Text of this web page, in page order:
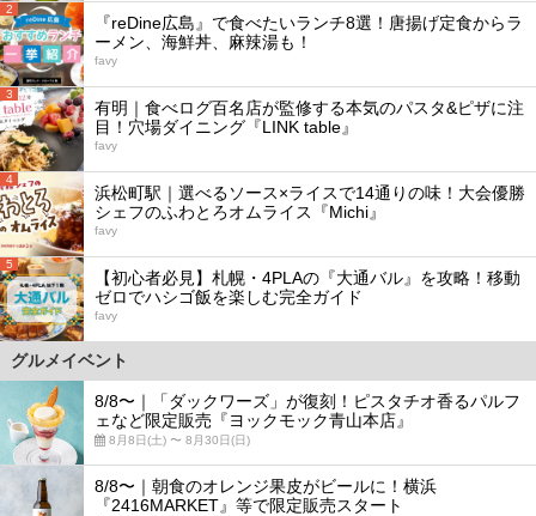
2
『reDine広島』で食べたいランチ8選！唐揚げ定食からラ
ーメン、海鮮丼、麻辣湯も！
favy
3
有明｜食べログ百名店が監修する本気のパスタ&ピザに注
目！穴場ダイニング『LINK table』
favy
4
浜松町駅｜選べるソース×ライスで14通りの味！大会優勝
シェフのふわとろオムライス『Michi』
favy
5
【初心者必見】札幌・4PLAの『大通バル』を攻略！移動
ゼロでハシゴ飯を楽しむ完全ガイド
favy
グルメイベント
8/8〜｜「ダックワーズ」が復刻！ピスタチオ香るパルフ
ェなど限定販売『ヨックモック青山本店』
8月8日(土) 〜 8月30日(日)
8/8〜｜朝食のオレンジ果皮がビールに！横浜
『2416MARKET』等で限定販売スタート